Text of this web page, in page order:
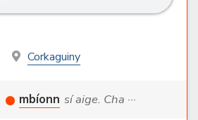
Corkaguiny
mbíonn sí aige. Cha ···